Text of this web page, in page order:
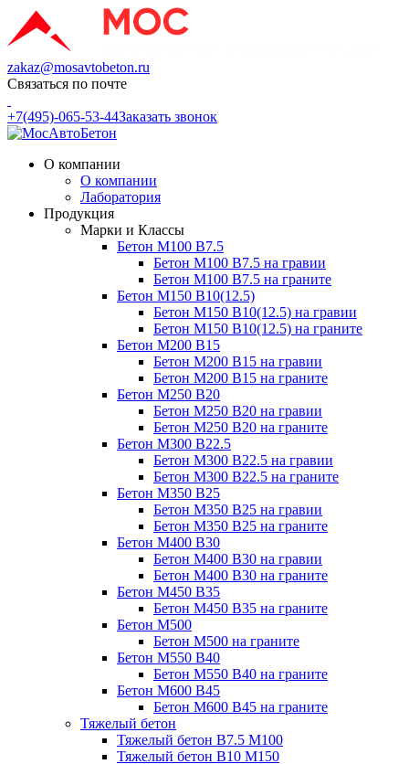
zakaz@mosavtobeton.ru
Связаться по почте
+7(495)-065-53-44Заказать звонок
О компании
О компании
Лаборатория
Продукция
Марки и Классы
Бетон М100 В7.5
Бетон М100 В7.5 на гравии
Бетон М100 В7.5 на граните
Бетон М150 В10(12.5)
Бетон М150 В10(12.5) на гравии
Бетон М150 В10(12.5) на граните
Бетон М200 В15
Бетон М200 В15 на гравии
Бетон М200 В15 на граните
Бетон М250 В20
Бетон М250 В20 на гравии
Бетон М250 В20 на граните
Бетон М300 В22.5
Бетон М300 В22.5 на гравии
Бетон М300 В22.5 на граните
Бетон М350 В25
Бетон М350 В25 на гравии
Бетон М350 В25 на граните
Бетон М400 В30
Бетон М400 В30 на гравии
Бетон М400 В30 на граните
Бетон М450 В35
Бетон М450 В35 на граните
Бетон М500
Бетон М500 на граните
Бетон М550 В40
Бетон М550 В40 на граните
Бетон М600 В45
Бетон М600 В45 на граните
Тяжелый бетон
Тяжелый бетон В7.5 М100
Тяжелый бетон В10 М150